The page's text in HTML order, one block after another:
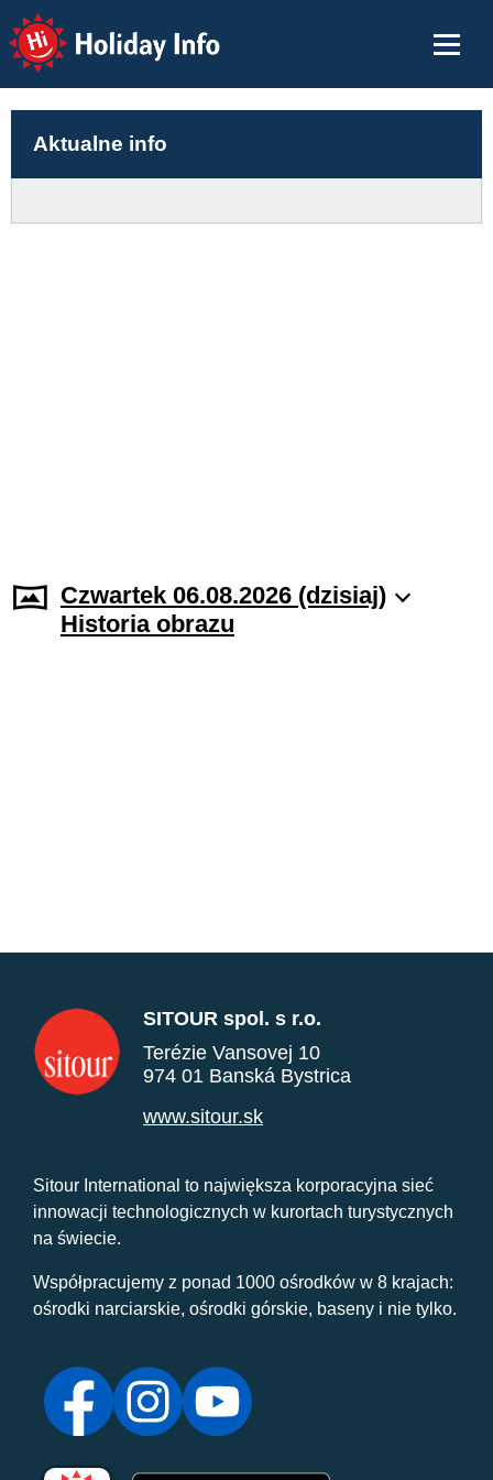
Holiday Info
Aktualne info
Czwartek 06.08.2026 (dzisiaj)
Historia obrazu
SITOUR spol. s r.o.
Terézie Vansovej 10
974 01 Banská Bystrica
www.sitour.sk
Sitour International to największa korporacyjna sieć
innowacji technologicznych w kurortach turystycznych
na świecie.
Współpracujemy z ponad 1000 ośrodków w 8 krajach:
ośrodki narciarskie, ośrodki górskie, baseny i nie tylko.